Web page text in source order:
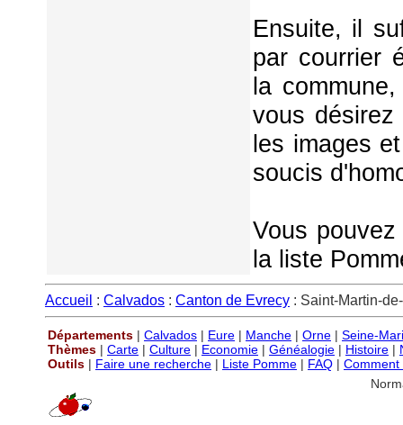
Ensuite, il
par courrier
la
vous
les images
soucis
Vous
la liste
Accueil : Calvados : Canton de Evrecy : Saint-Martin-
Départements | Calvados | Eure | Manche | Orne | Seine-
Thèmes | Carte | Culture | Economie | Généalogie | Histoire |
Outils | Faire une recherche | Liste Pomme | FAQ | Comment